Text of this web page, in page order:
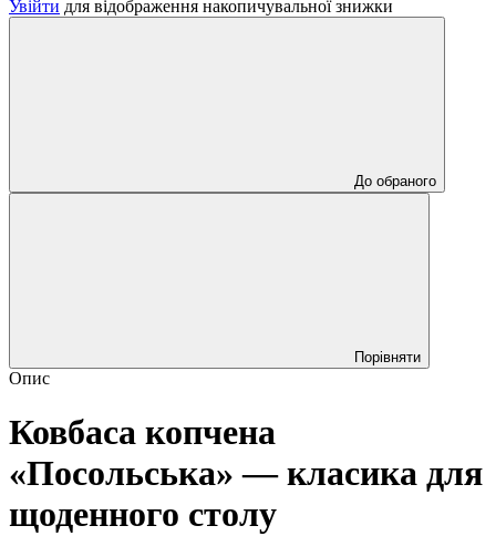
Увійти для відображення накопичувальної знижки
До обраного
Порівняти
Опис
Ковбаса копчена
«Посольська» — класика для
щоденного столу